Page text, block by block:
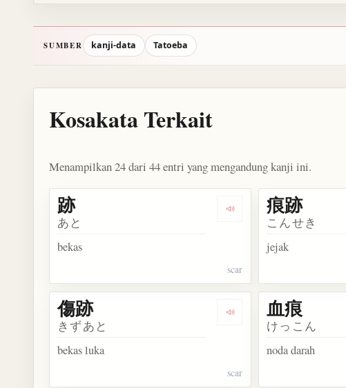
SUMBER kanji-data Tatoeba
Kosakata Terkait
Menampilkan 24 dari 44 entri yang mengandung kanji ini.
Dengarkan kosakata 跡
跡
あと
bekas
scar
痕跡
こんせき
jejak
Dengarkan kosakata 傷跡
傷跡
きずあと
bekas luka
scar
血痕
けっこん
noda darah